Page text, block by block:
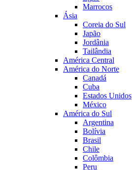
Marrocos
Ásia
Coreia do Sul
Japão
Jordânia
Tailândia
América Central
América do Norte
Canadá
Cuba
Estados Unidos
México
América do Sul
Argentina
Bolívia
Brasil
Chile
Colômbia
Peru